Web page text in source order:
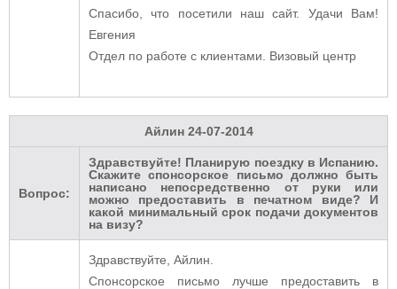
Спасибо, что посетили наш сайт. Удачи Вам!
Евгения
Отдел по работе с клиентами. Визовый центр
Айлин 24-07-2014
Вопрос:
Здравствуйте! Планирую поездку в Испанию.
Скажите спонсорское письмо должно быть
написано непосредственно от руки или
можно предоставить в печатном виде? И
какой минимальный срок подачи документов
на визу?
Здравствуйте, Айлин.
Спонсорское письмо лучше предоставить в